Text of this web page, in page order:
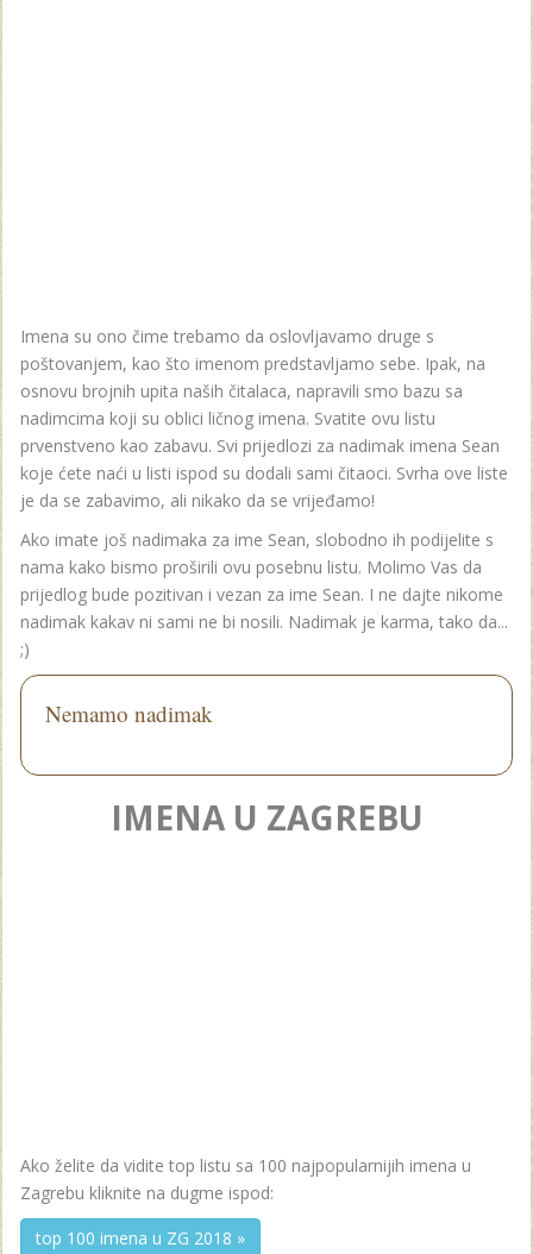
Imena su ono čime trebamo da oslovljavamo druge s
poštovanjem, kao što imenom predstavljamo sebe. Ipak, na
osnovu brojnih upita naših čitalaca, napravili smo bazu sa
nadimcima koji su oblici ličnog imena. Svatite ovu listu
prvenstveno kao zabavu. Svi prijedlozi za nadimak imena Sean
koje ćete naći u listi ispod su dodali sami čitaoci. Svrha ove liste
je da se zabavimo, ali nikako da se vrijeđamo!
Ako imate još nadimaka za ime Sean, slobodno ih podijelite s
nama kako bismo proširili ovu posebnu listu. Molimo Vas da
prijedlog bude pozitivan i vezan za ime Sean. I ne dajte nikome
nadimak kakav ni sami ne bi nosili. Nadimak je karma, tako da...
;)
Nemamo nadimak
IMENA U ZAGREBU
Ako želite da vidite top listu sa 100 najpopularnijih imena u
Zagrebu kliknite na dugme ispod:
top 100 imena u ZG 2018 »